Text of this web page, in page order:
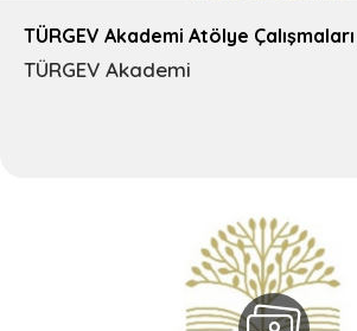
TÜRGEV Akademi Atölye
TÜRGEV Akademi